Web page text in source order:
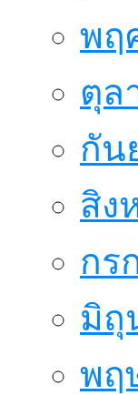
พฤ
ตุล
กัน
สิง
กร
มิถุ
พฤ